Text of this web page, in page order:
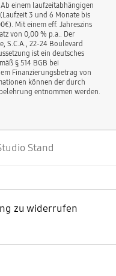
einem laufzeitabhängigen
3 und 6 Monate bis
Mit einem eff. Jahreszins
von 0,00 % p.a.. Der
S.C.A., 22-24 Boulevard
ist ein deutsches
§ 514 BGB bei
Finanzierungsbetrag von
können der durch
entnommen werden.
Stand
zu widerrufen